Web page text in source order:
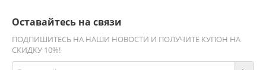
Оставайтесь на связи
ПОДПИШИТЕСЬ НА НАШИ НОВОСТИ И ПОЛУЧИТЕ КУПОН НА
СКИДКУ 10%!